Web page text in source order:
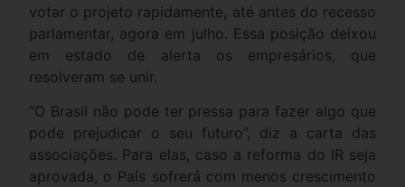
votar o projeto rapidamente, até antes do recesso
parlamentar, agora em julho. Essa posição deixou
em estado de alerta os empresários, que
resolveram se unir.
“O Brasil não pode ter pressa para fazer algo que
pode prejudicar o seu futuro”, diz a carta das
associações. Para elas, caso a reforma do IR seja
aprovada, o País sofrerá com menos crescimento